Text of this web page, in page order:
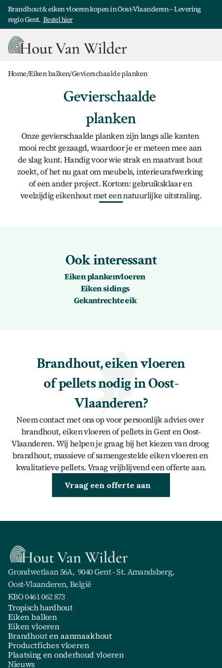
Brandhout & eiken vloeren kopen in Oost-Vlaanderen – Levering
regio Gent. Bestel hier
Home/Eiken balken/Gevierschaalde planken
Gevierschaalde
planken
Onze gevierschaalde planken zijn langs alle kanten
mooi recht gezaagd, waardoor je er meteen mee aan
de slag kunt. Handig voor wie strak en maatvast hout
zoekt, of het nu gaat om meubels, interieurafwerking
of een ander project. Kortom: gebruiksklaar en
veelzijdig eikenhout met een natuurlijke uitstraling.
Ook interessant
Eiken plankenvloeren
Eiken sidings
Gekantrechte eik
Brandhout, eiken vloeren
of pellets nodig in Oost-
Vlaanderen?
Neem contact met ons op voor persoonlijk advies over
brandhout, eiken vloeren of pellets in Gent en Oost-
Vlaanderen. Wij helpen je graag bij het kiezen van droog
brandhout, massieve of samengestelde eiken vloeren en
kwalitatieve pellets. Vraag vrijblijvend een offerte aan.
Brandhout kopen
Vraag een offerte aan
Grondwetlaan 56A,  9040 Gent - St. Amandsberg,
Oost-Vlaanderen, België
KBO 0461 062 873
Tropisch hardhout
Eiken balken
Eiken vloeren
Brandhout en aanmaakhout
Productfiches vloeren
Plaatsing en onderhoud vloeren
Nieuws